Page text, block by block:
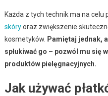
Każda z tych technik ma na
skóryoraz zwiększenie
kosmetyków. Pamiętaj jednak,
spłukiwać go – pozwól mu się
produktów pielęgnacyjnych.
Jak używać